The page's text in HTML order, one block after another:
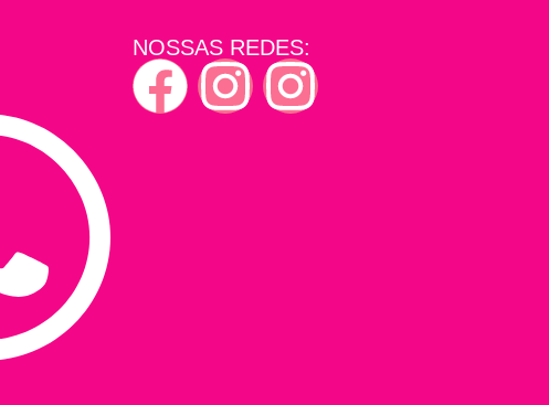
NOSSAS REDES: